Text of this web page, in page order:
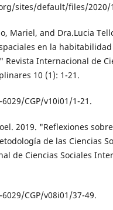
sites/default/files/2020/
Mariel, and Dra.Lucia
en la
Revista Internacional de
10 (1): 1-21.
CGP/v10i01/1-21.
2019. "Reflexiones sobre
de las Ciencias
de Ciencias Sociales
CGP/v08i01/37-49.